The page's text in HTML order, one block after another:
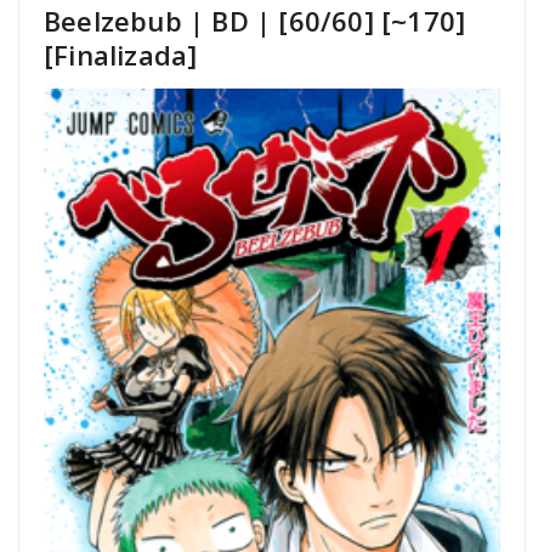
Beelzebub | BD | [60/60] [~170]
[Finalizada]